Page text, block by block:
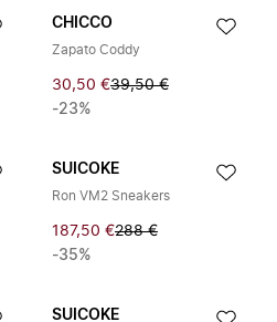
CHICCO
Zapato Coddy
30,50 €39,50 €
-23%
SUICOKE
Ron VM2 Sneakers
187,50 €288 €
-35%
SUICOKE